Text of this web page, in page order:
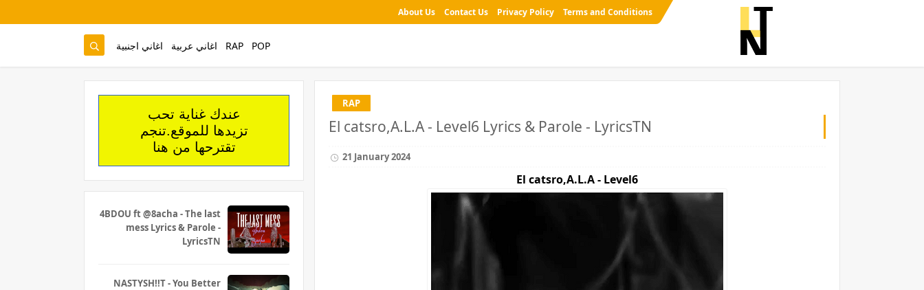
About Us Contact Us Privacy Policy Terms and Conditions
اغاني اجنبية اغاني عربية RAP POP
RAP
El catsro,A.L.A - Level6 Lyrics & Parole - LyricsTN
21 January 2024
El catsro,A.L.A - Level6
عندك غناية تحب
تزيدها للموقع.تنجم
تقترحها من هنا
4BDOU ft ‪@8acha‬ - The last
mess Lyrics & Parole -
LyricsTN
NASTYSH!!T - You Better